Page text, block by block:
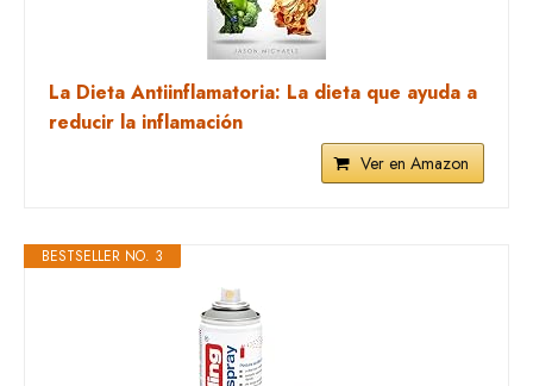
La Dieta Antiinflamatoria: La dieta que ayuda a
reducir la inflamación
Ver en Amazon
BESTSELLER NO. 3